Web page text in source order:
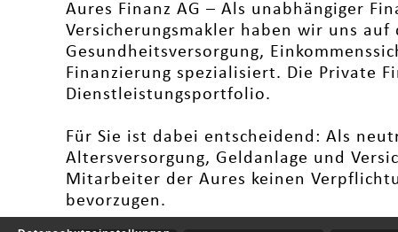
Aures Finanz AG – Als unabhängiger
Versicherungsmakler haben wir uns
Gesundheitsversorgung,
Finanzierung spezialisiert. Die Private
Dienstleistungsportfolio.
Für Sie ist dabei entscheidend: Als
Altersversorgung, Geldanlage und
Mitarbeiter der Aures keinen
bevorzugen.